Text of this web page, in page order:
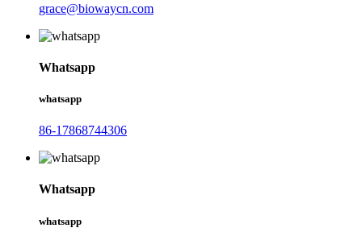
grace@biowaycn.com
Whatsapp
whatsapp
86-17868744306
Whatsapp
whatsapp